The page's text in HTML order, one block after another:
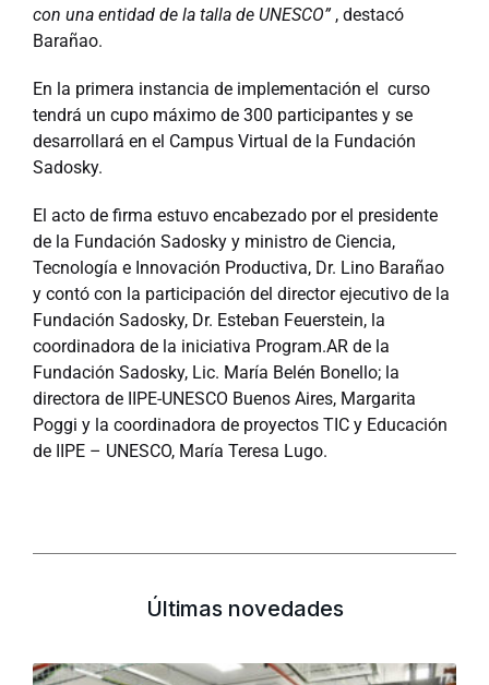
con una entidad de la talla de UNESCO”, destacó
Barañao.
En la primera instancia de implementación el curso
tendrá un cupo máximo de 300 participantes y se
desarrollará en el Campus Virtual de la Fundación
Sadosky.
El acto de firma estuvo encabezado por el presidente
de la Fundación Sadosky y ministro de Ciencia,
Tecnología e Innovación Productiva, Dr. Lino Barañao
y contó con la participación del director ejecutivo de la
Fundación Sadosky, Dr. Esteban Feuerstein, la
coordinadora de la iniciativa Program.AR de la
Fundación Sadosky, Lic. María Belén Bonello; la
directora de IIPE-UNESCO Buenos Aires, Margarita
Poggi y la coordinadora de proyectos TIC y Educación
de IIPE – UNESCO, María Teresa Lugo.
Últimas novedades